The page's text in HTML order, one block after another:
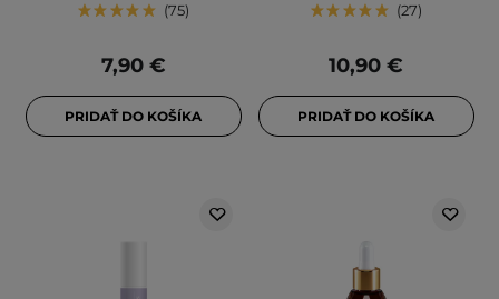
75
7,90 €
PRIDAŤ DO KOŠÍKA
27
10,90 €
PRIDAŤ DO KOŠÍKA